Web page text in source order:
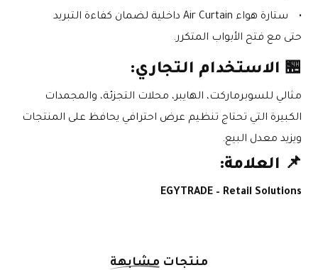
حتى مع فتح الأبواب المتكرر.
🏪 الاستخدام التجاري:
ويزيد معدل البيع.
📌 العلامة:
EGYTRADE – Retail Solutions
منتجات مشابهة